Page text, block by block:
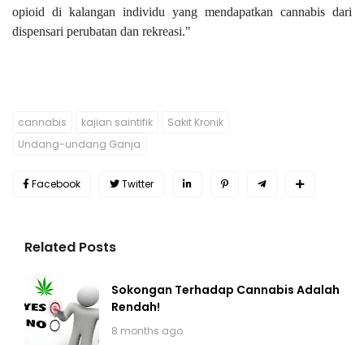
opioid di kalangan individu yang mendapatkan cannabis dari
dispensari perubatan dan rekreasi."
cannabis kajian saintifik
Sakit Kronik
Undang-undang Ganja
Facebook Twitter
Related Posts
Sokongan Terhadap Cannabis Adalah
Rendah!
8 months ago